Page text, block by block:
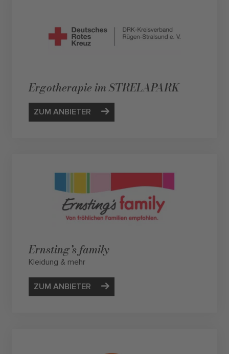
Ergotherapie im STRELAPARK
ZUM ANBIETER
Ernsting’s family
Kleidung & mehr
ZUM ANBIETER